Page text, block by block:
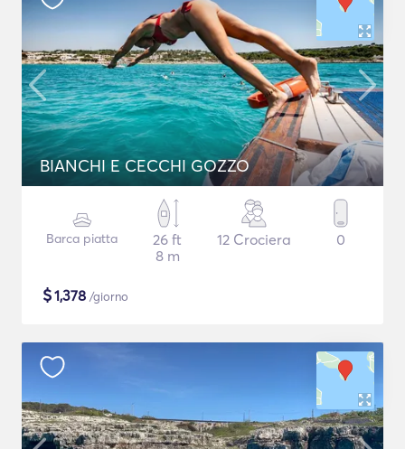
BIANCHI E CECCHI GOZZO
Barca piatta
26 ft
8 m
12 Crociera 0
$1,378 /giorno